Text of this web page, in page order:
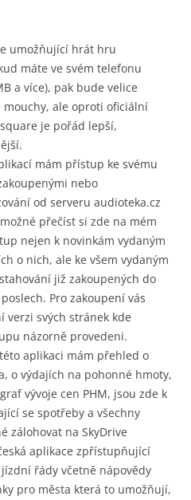
umožňující hrát hru
máte ve svém telefonu
a více), pak bude velice
mouchy, ale oproti oficiální
je pořád lepší,
mám přístup ke svému
nebo
od serveru audioteka.cz
přečíst si zde na mém
nejen k novinkám vydaným
o nich, ale ke všem vydaným
již zakoupených do
Pro zakoupení vás
svých stránek kde
názorně provedeni.
aplikaci mám přehled o
o výdajích na pohonné hmoty,
vývoje cen PHM, jsou zde k
se spotřeby a všechny
zálohovat na SkyDrive
aplikace zpřístupňující
řády včetně nápovědy
pro města která to umožňují,